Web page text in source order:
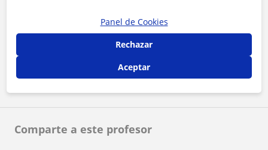
Comparte a este profesor
Al hacer clic, aceptas nuestroaviso legaly deprivacidad
Contactar ahora
Panel de Cookies
Rechazar
Aceptar